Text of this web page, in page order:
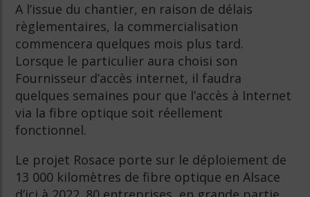
A l’issue du chantier, en raison de délais
règlementaires, la commercialisation
commencera quelques mois plus tard.
Lorsque le particulier aura choisi son
Fournisseur d’accès internet, il faudra
quelques semaines pour que l’accès à Internet
via la fibre optique soit réellement
fonctionnel.
Le projet Rosace porte sur le déploiement de
13 000 kilomètres de fibre optique en Alsace